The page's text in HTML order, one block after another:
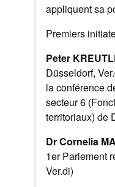
appliquent sa
Premiers
Peter
Düsseldorf,
la conférence
secteur 6
territoriaux) de
Dr Cornelia
1er Parlement
Ver.di)